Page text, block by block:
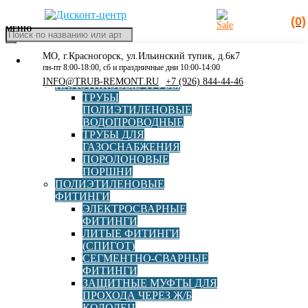
(0)
Поиск
товаров
МЕНЮ
КАТАЛОГ
РАСПРОДАЖА
ПЛАСТИКОВЫЕ ТРУБЫ
ТРУБЫ
ПОЛИЭТИЛЕНОВЫЕ
ВОДОПРОВОДНЫЕ
ТРУБЫ ДЛЯ
ГАЗОСНАБЖЕНИЯ
ПОРОЛОНОВЫЕ
ПОРШНИ
ПОЛИЭТИЛЕНОВЫЕ
ФИТИНГИ
ЭЛЕКТРОСВАРНЫЕ
ФИТИНГИ
ЛИТЫЕ ФИТИНГИ
(СПИГОТ)
СЕГМЕНТНО-СВАРНЫЕ
ФИТИНГИ
ЗАЩИТНЫЕ МУФТЫ ДЛЯ
ПРОХОДА ЧЕРЕЗ Ж/Б
МО, г.Красногорск, ул.Ильинский тупик, д.6к7
пн-пт 8:00-18:00, сб и праздничные дни 10:00-14:00
INFO@TRUB-REMONT.RU +7 (926) 844-44-46
Главная »Фланцы с ПП покрытием Борфит Borfit
Фланцы с ПП покрытием
Борфит Borfit
Стальной фланец для ПЭ d032/DN25, PN10/16 (с ПП
покрытием)
руб В корзину